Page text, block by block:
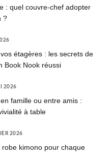
: quel couvre-chef adopter
?
étagères : les secrets de
Book Nook réussi
2026
famille ou entre amis :
à table
2026
robe kimono pour chaque